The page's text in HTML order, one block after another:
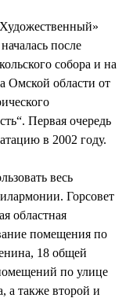
после
собора и на
Омской области от
Первая очередь
в 2002 году.
весь
Горсовет
областная
помещения по
18 общей
по улице
а также второй и